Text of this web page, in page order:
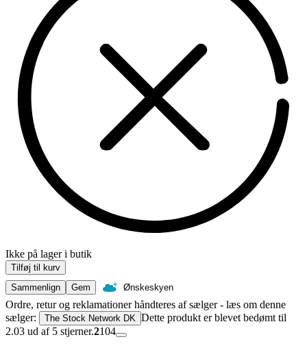
Ikke på lager i butik
Tilføj til kurv
Sammenlign
Gem Ønskeskyen
Ordre, retur og reklamationer håndteres af sælger - læs om denne
sælger:
The Stock Network DK Dette produkt er blevet bedømt til
2.03 ud af 5 stjerner.2104